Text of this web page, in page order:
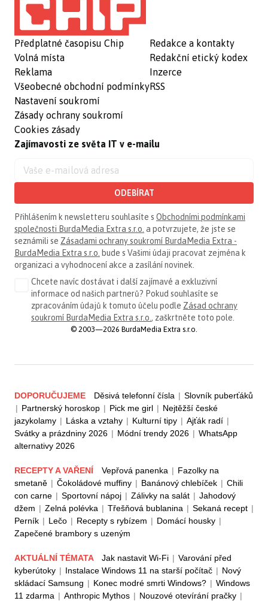
Předplatné časopisu Chip
Volná místa
Reklama
Všeobecné obchodní podmínky
Nastavení soukromí
Zásady ochrany soukromí
Cookies zásady
Redakce a kontakty
Redakční etický kodex
Inzerce
RSS
Zajímavosti ze světa IT v e-mailu
ODEBÍRAT
Přihlášením k newsletteru souhlasíte s Obchodními podmínkami
společnosti BurdaMedia Extra s.r.o. a potvrzujete, že jste se
seznámili se Zásadami ochrany soukromí BurdaMedia Extra -
BurdaMedia Extra s.r.o. bude s Vašimi údaji pracovat zejména k
organizaci a vyhodnocení akce a zasílání novinek.
Chcete navíc dostávat i další zajímavé a exkluzivní
informace od našich partnerů? Pokud souhlasíte se
zpracováním údajů k tomuto účelu podle Zásad ochrany
soukromí BurdaMedia Extra s.r.o. , zaškrtněte toto pole.
© 2003—2026 BurdaMedia Extra s.r.o.
DOPORUČUJEME Děsivá telefonní čísla | Slovník puberťáků
| Partnerský horoskop | Pick me girl | Nejtěžší české
jazykolamy | Láska a vztahy | Kulturní tipy | Ajťák radí |
Svátky a prázdniny 2026 | Módní trendy 2026 | WhatsApp
alternativy 2026
RECEPTY A VAŘENÍ Vepřová panenka | Fazolky na
smetaně | Čokoládové muffiny | Banánový chlebíček | Chili
con carne | Sportovní nápoj | Zálivky na salát | Jahodový
džem | Zelná polévka | Třešňová bublanina | Sekaná recept |
Perník | Lečo | Recepty s rybízem | Domácí housky |
Zapečené brambory s uzeným
AKTUÁLNÍ TÉMATA Jak nastavit Wi-Fi | Varování před
kyberútoky | Instalace Windows 11 na starší počítač | Nový
skládací Samsung | Konec modré smrti Windows? | Windows
11 zdarma | Anthropic Mythos | Nouzové otevírání pračky |